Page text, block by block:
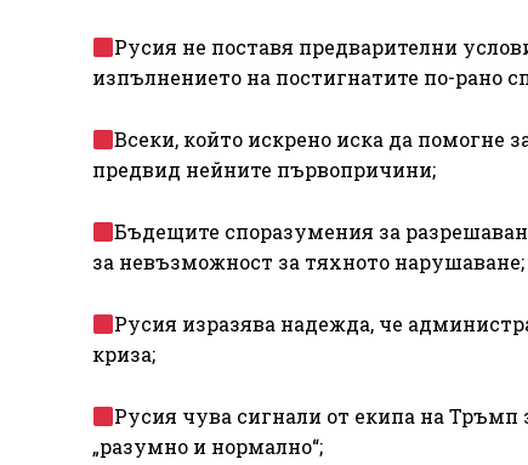
Русия не поставя предварителни
изпълнението на постигнатите по-рано
Всеки, който искрено иска да помогне
предвид нейните първопричини;
Бъдещите споразумения за
за невъзможност за тяхното нарушаване;
Русия изразява надежда, че
криза;
Русия чува сигнали от екипа на Тръмп
„разумно и нормално“;